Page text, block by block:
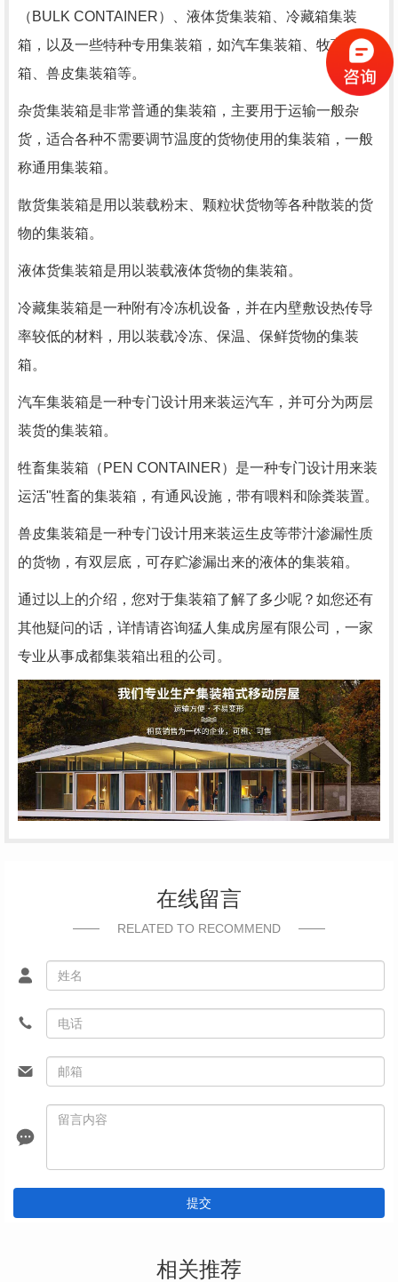
（BULK CONTAINER）、液体货集装箱、冷藏箱集装
箱，以及一些特种专用集装箱，如汽车集装箱、牧畜集装
箱、兽皮集装箱等。
杂货集装箱是非常普通的集装箱，主要用于运输一般杂
货，适合各种不需要调节温度的货物使用的集装箱，一般
称通用集装箱。
散货集装箱是用以装载粉末、颗粒状货物等各种散装的货
物的集装箱。
液体货集装箱是用以装载液体货物的集装箱。
冷藏集装箱是一种附有冷冻机设备，并在内壁敷设热传导
率较低的材料，用以装载冷冻、保温、保鲜货物的集装
箱。
汽车集装箱是一种专门设计用来装运汽车，并可分为两层
装货的集装箱。
牲畜集装箱（PEN CONTAINER）是一种专门设计用来装
运活"牲畜的集装箱，有通风设施，带有喂料和除粪装置。
兽皮集装箱是一种专门设计用来装运生皮等带汁渗漏性质
的货物，有双层底，可存贮渗漏出来的液体的集装箱。
通过以上的介绍，您对于集装箱了解了多少呢？如您还有
其他疑问的话，详情请咨询猛人集成房屋有限公司，一家
专业从事成都集装箱出租的公司。
在线留言
RELATED TO RECOMMEND
提交
相关推荐